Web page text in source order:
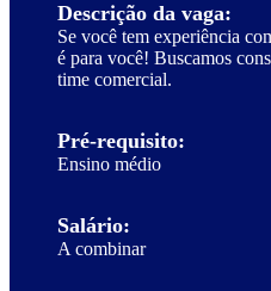
Descrição da vaga:
Se você tem experiência
é para você! Buscamos
time comercial.
Pré-requisito:
Ensino médio
Salário:
A combinar